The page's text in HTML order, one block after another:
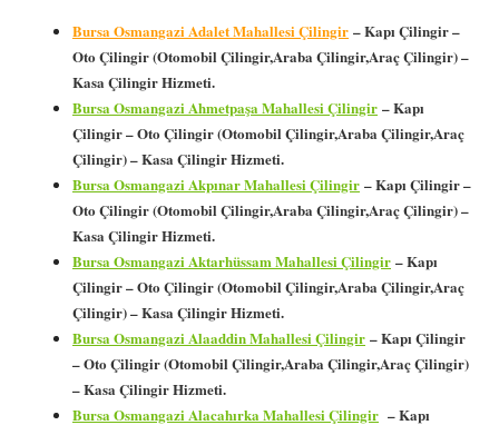
Bursa Osmangazi Adalet Mahallesi Çilingir – Kapı Çilingir –
Oto Çilingir (Otomobil Çilingir,Araba Çilingir,Araç Çilingir) –
Kasa Çilingir Hizmeti.
Bursa Osmangazi Ahmetpaşa Mahallesi Çilingir – Kapı
Çilingir – Oto Çilingir (Otomobil Çilingir,Araba Çilingir,Araç
Çilingir) – Kasa Çilingir Hizmeti.
Bursa Osmangazi Akpınar Mahallesi Çilingir – Kapı Çilingir –
Oto Çilingir (Otomobil Çilingir,Araba Çilingir,Araç Çilingir) –
Kasa Çilingir Hizmeti.
Bursa Osmangazi Aktarhüssam Mahallesi Çilingir – Kapı
Çilingir – Oto Çilingir (Otomobil Çilingir,Araba Çilingir,Araç
Çilingir) – Kasa Çilingir Hizmeti.
Bursa Osmangazi Alaaddin Mahallesi Çilingir – Kapı Çilingir
– Oto Çilingir (Otomobil Çilingir,Araba Çilingir,Araç Çilingir)
– Kasa Çilingir Hizmeti.
Bursa Osmangazi Alacahırka Mahallesi Çilingir – Kapı